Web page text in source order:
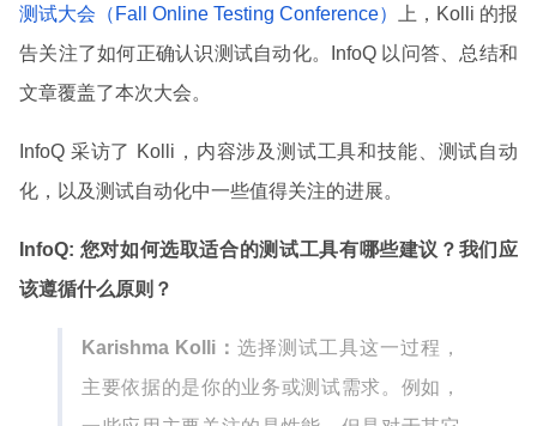
测试大会（Fall Online Testing Conference）
上，Kolli 的报
告关注了如何正确认识测试自动化。InfoQ 以问答、总结和
文章覆盖了本次大会。
InfoQ 采访了 Kolli，内容涉及测试工具和技能、测试自动
化，以及测试自动化中一些值得关注的进展。
InfoQ: 您对如何选取适合的测试工具有哪些建议？我们应
该遵循什么原则？
Karishma Kolli： 选择测试工具这一过程，
主要依据的是你的业务或测试需求。例如，